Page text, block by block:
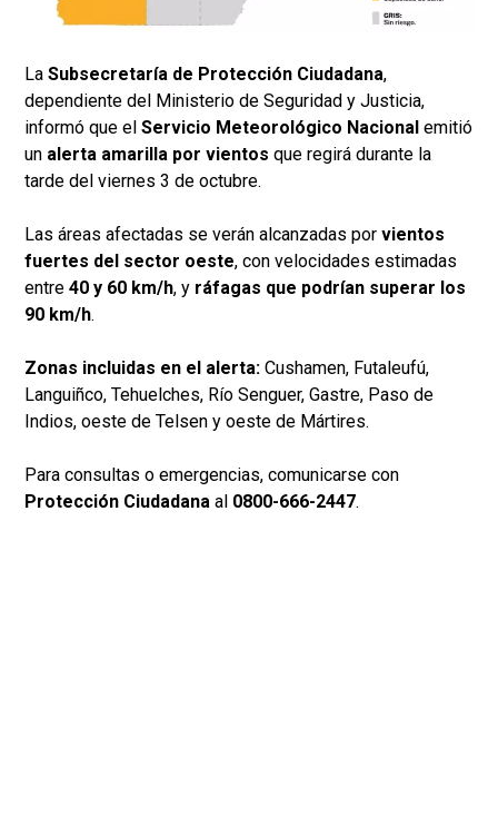
La Subsecretaría de Protección Ciudadana,
dependiente del Ministerio de Seguridad y Justicia,
informó que el Servicio Meteorológico Nacional emitió
un alerta amarilla por vientos que regirá durante la
tarde del viernes 3 de octubre.
Las áreas afectadas se verán alcanzadas por vientos
fuertes del sector oeste, con velocidades estimadas
entre 40 y 60 km/h, y ráfagas que podrían superar los
90 km/h.
Zonas incluidas en el alerta: Cushamen, Futaleufú,
Languiñco, Tehuelches, Río Senguer, Gastre, Paso de
Indios, oeste de Telsen y oeste de Mártires.
Para consultas o emergencias, comunicarse con
Protección Ciudadana al 0800-666-2447.